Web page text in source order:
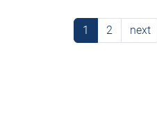
1 2 next